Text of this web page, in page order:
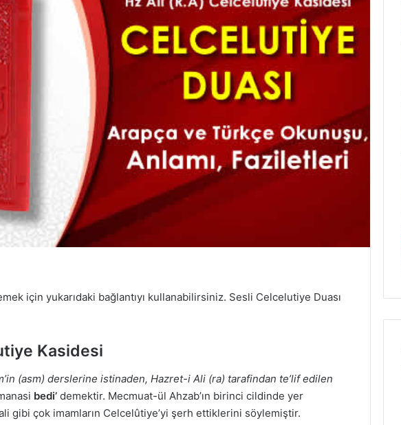
için yukarıdaki bağlantıyı kullanabilirsiniz. Sesli Celcelutiye Duası
Kasidesi
(asm) derslerine istinaden, Hazret-i Ali (ra) tarafindan te’lif edilen
bedi’ demektir. Mecmuat-ül Ahzab’ın birinci cildinde yer
gibi çok imamların Celcelûtiye’yi şerh ettiklerini söylemiştir.